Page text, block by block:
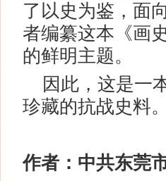
了以史为鉴，面
者编纂这本《画
的鲜明主题。
因此，这是一
珍藏的抗战史料。
作者：中共东莞